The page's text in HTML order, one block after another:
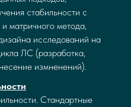
стабильности с
матричного метода,
исследований на
ЛС (разработка,
измненений).
Стандартные